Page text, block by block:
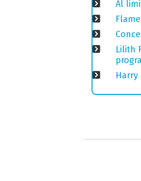
Al
Lilith